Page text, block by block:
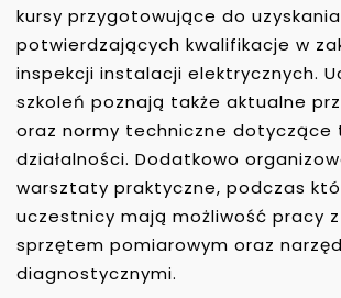
kursy przygotowujące do
potwierdzających kwalifikacje w
inspekcji instalacji elektrycznych.
szkoleń poznają także aktualne
oraz normy techniczne dotyczące
działalności. Dodatkowo
warsztaty praktyczne, podczas
uczestnicy mają możliwość pracy
sprzętem pomiarowym oraz
diagnostycznymi.